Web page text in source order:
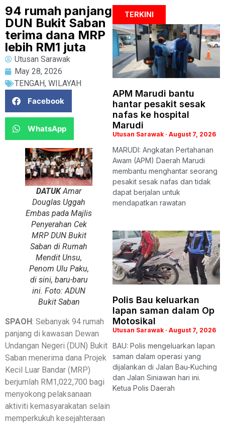
94 rumah panjang
DUN Bukit Saban
terima dana MRP
lebih RM1 juta
Utusan Sarawak
May 28, 2026
TENGAH, WILAYAH
Facebook
WhatsApp
DATUKAmar
Douglas Uggah
Embas pada Majlis
Penyerahan Cek
MRP DUN Bukit
Saban di Rumah
Mendit Unsu,
Penom Ulu Paku,
di sini, baru-baru
ini. Foto: ADUN
Bukit Saban
SPAOH: Sebanyak 94 rumah
panjang di kawasan Dewan
Undangan Negeri (DUN) Bukit
Saban menerima dana Projek
Kecil Luar Bandar (MRP)
berjumlah RM1,022,700 bagi
menyokong pelaksanaan
aktiviti kemasyarakatan selain
memperkukuh kesejahteraan
TERKINI
APM Marudi bantu
hantar pesakit sesak
nafas ke hospital
Marudi
Utusan Sarawak August 7, 2026
MARUDI: Angkatan Pertahanan
Awam (APM) Daerah Marudi
membantu menghantar seorang
pesakit sesak nafas dan tidak
dapat berjalan untuk
mendapatkan rawatan
Polis Bau keluarkan
lapan saman dalam Op
Motosikal
Utusan Sarawak August 7, 2026
BAU: Polis mengeluarkan lapan
saman dalam operasi yang
dijalankan di Jalan Bau-Kuching
dan Jalan Siniawan hari ini.
Ketua Polis Daerah